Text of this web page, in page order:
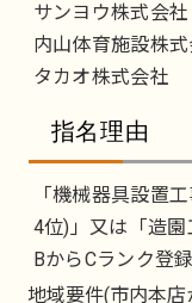
サンヨウ株式会社
内山体育施設株
タカオ株式会社
指名理由
「機械器具設置
4位)」又は「造園
BからCランク登
地域要件(市内本